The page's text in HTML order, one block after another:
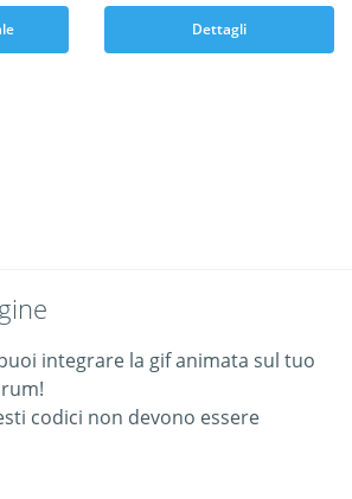
Dettagli
integrare la gif animata sul tuo
codici non devono essere